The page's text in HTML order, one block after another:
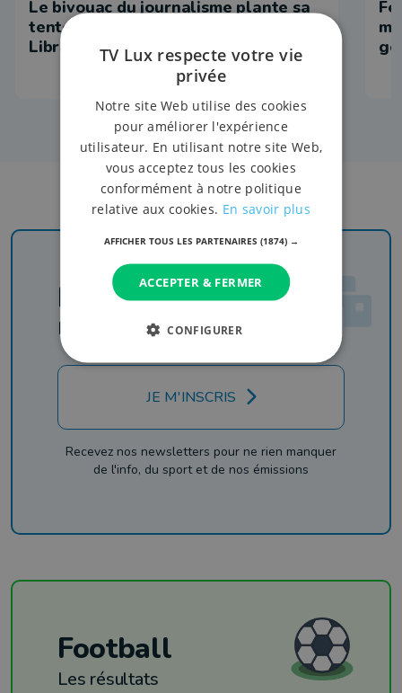
Le bivouac du journalisme plante sa
tente au coeur de la Foire de
Libramont
Newsletter
Rejoignez-nous
JE M'INSCRIS
Recevez nos newsletters pour ne rien manquer
de l'info, du sport et de nos émissions
Football
Les résultats
TV Lux respecte votre vie
privée
Notre site Web utilise des cookies
pour améliorer l'expérience
utilisateur. En utilisant notre site Web,
vous acceptez tous les cookies
conformément à notre politique
relative aux cookies. En savoir plus
AFFICHER TOUS LES PARTENAIRES (1874) →
ACCEPTER & FERMER
CONFIGURER